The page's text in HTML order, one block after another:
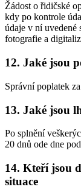
Žádost o řidičské
kdy po kontrole
údaje v ní uvedené
fotografie a
12. Jaké jsou
Správní poplatek
13. Jaké jsou
Po splnění
20 dnů ode dne
14. Kteří jsou
situace